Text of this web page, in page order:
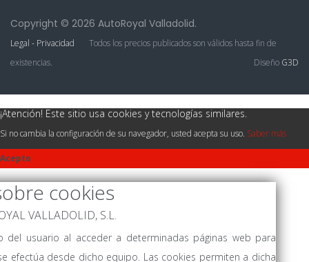
Copyright © 2026 AutoRoyal Valladolid.
Legal - Privacidad
Todos los precios publicados son válidos hasta fin de
existencias.
Diseño G3D
¡Atención! Este sitio usa cookies y tecnologías similares.
Si no cambia la configuración de su navegador, usted acepta su uso. Saber más
Acepto
cookies
VALLADOLID, S.L.
usuario al acceder a determinadas páginas web para
efectúa desde dicho equipo. Las cookies permiten a dicha